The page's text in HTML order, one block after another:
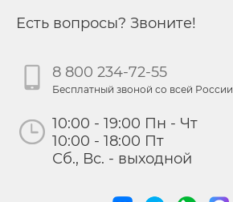
Есть вопросы? Звоните!
8 800 234-72-55
Бесплатный звоной со всей России
10:00 - 19:00 Пн - Чт
10:00 - 18:00 Пт
Сб., Вс. - выходной